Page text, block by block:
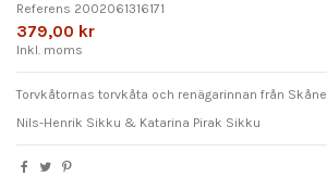
Referens 2002061316171
379,00 kr
Inkl. moms
Torvkåtornas torvkåta och renägarinnan från Skåne
Nils-Henrik Sikku & Katarina Pirak Sikku